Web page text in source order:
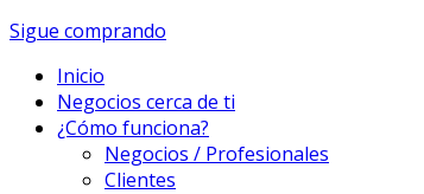
Sigue comprando
Inicio
Negocios cerca de ti
¿Cómo funciona?
Negocios / Profesionales
Clientes